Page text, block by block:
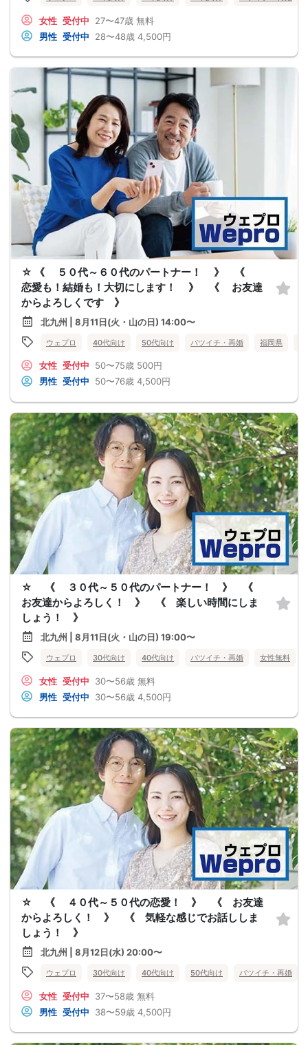
女性 受付中 27〜47歳 無料
男性 受付中 28〜48歳 4,500円
☆ 《 ５０代～６０代のパートナー！ 》 《
恋愛も！結婚も！大切にします！ 》 《 お友達
からよろしくです 》
北九州 | 8月11日(火・山の日) 14:00〜
ウェプロ 40代向け 50代向け バツイチ・再婚 福岡県
女性 受付中 50〜75歳 500円
男性 受付中 50〜76歳 4,500円
☆ 《 ３０代～５０代のパートナー！ 》 《
お友達からよろしく！ 》 《 楽しい時間にしま
しょう！ 》
北九州 | 8月11日(火・山の日) 19:00〜
ウェプロ 30代向け 40代向け バツイチ・再婚 女性無料
女性 受付中 30〜56歳 無料
男性 受付中 30〜56歳 4,500円
☆ 《 ４０代～５０代の恋愛！ 》 《 お友達
からよろしく！ 》 《 気軽な感じでお話ししま
しょう！ 》
北九州 | 8月12日(水) 20:00〜
ウェプロ 30代向け 40代向け 50代向け バツイチ・再婚
女性 受付中 37〜58歳 無料
男性 受付中 38〜59歳 4,500円